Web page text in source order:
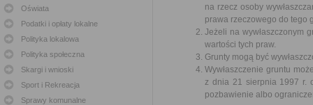
Oświata
Podatki i opłaty lokalne
Polityka lokalowa
Polityka społeczna
Skargi i wnioski
Sport i Rekreacja
Sprawy komunalne
na rzecz osoby
prawa rzeczowego do tego
Jeżeli na wywłaszczonym
wartości tych praw.
Grunty mogą być
Wywłaszczenie gruntu
z dnia 21 sierpnia 1997 r.
pozbawienie albo